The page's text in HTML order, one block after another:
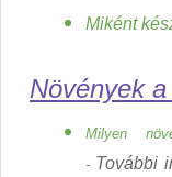
Miként
Növények
Milyen
- További